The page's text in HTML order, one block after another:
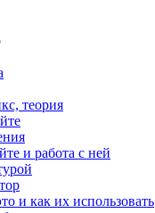
теория
и работа с ней
и как их использовать